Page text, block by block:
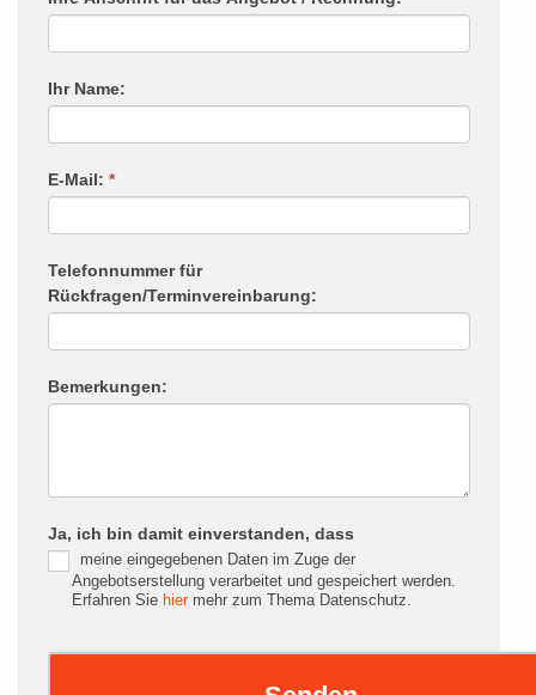
Ihr Name:
E-Mail: *
Telefonnummer für
Rückfragen/Terminvereinbarung:
Bemerkungen:
Ja, ich bin damit einverstanden, dass
meine eingegebenen Daten im Zuge der
Angebotserstellung verarbeitet und gespeichert werden.
Erfahren Sie hiermehr zum Thema Datenschutz.